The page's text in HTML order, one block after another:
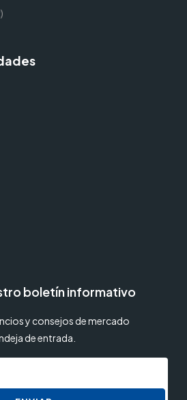
boletín informativo
y consejos de mercado
de entrada.